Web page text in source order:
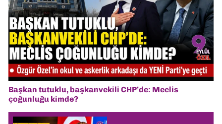
Başkan tutuklu, başkanvekili CHP’de: Meclis
çoğunluğu kimde?